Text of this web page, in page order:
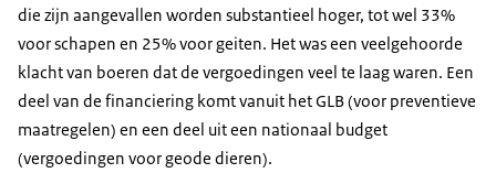
die zijn aangevallen worden substantieel hoger, tot wel 33%
voor schapen en 25% voor geiten. Het was een veelgehoorde
klacht van boeren dat de vergoedingen veel te laag waren. Een
deel van de financiering komt vanuit het GLB (voor preventieve
maatregelen) en een deel uit een nationaal budget
(vergoedingen voor geode dieren).